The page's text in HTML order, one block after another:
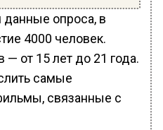
опроса, в
4000 человек.
— от 15 лет до 21 года.
самые
связанные с